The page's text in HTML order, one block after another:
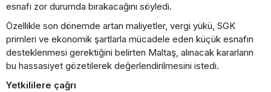
esnafı zor durumda bırakacağını söyledi.
Özellikle son dönemde artan maliyetler, vergi yükü, SGK
primleri ve ekonomik şartlarla mücadele eden küçük esnafın
desteklenmesi gerektiğini belirten Maltaş, alınacak kararların
bu hassasiyet gözetilerek değerlendirilmesini istedi.
Yetkililere çağrı